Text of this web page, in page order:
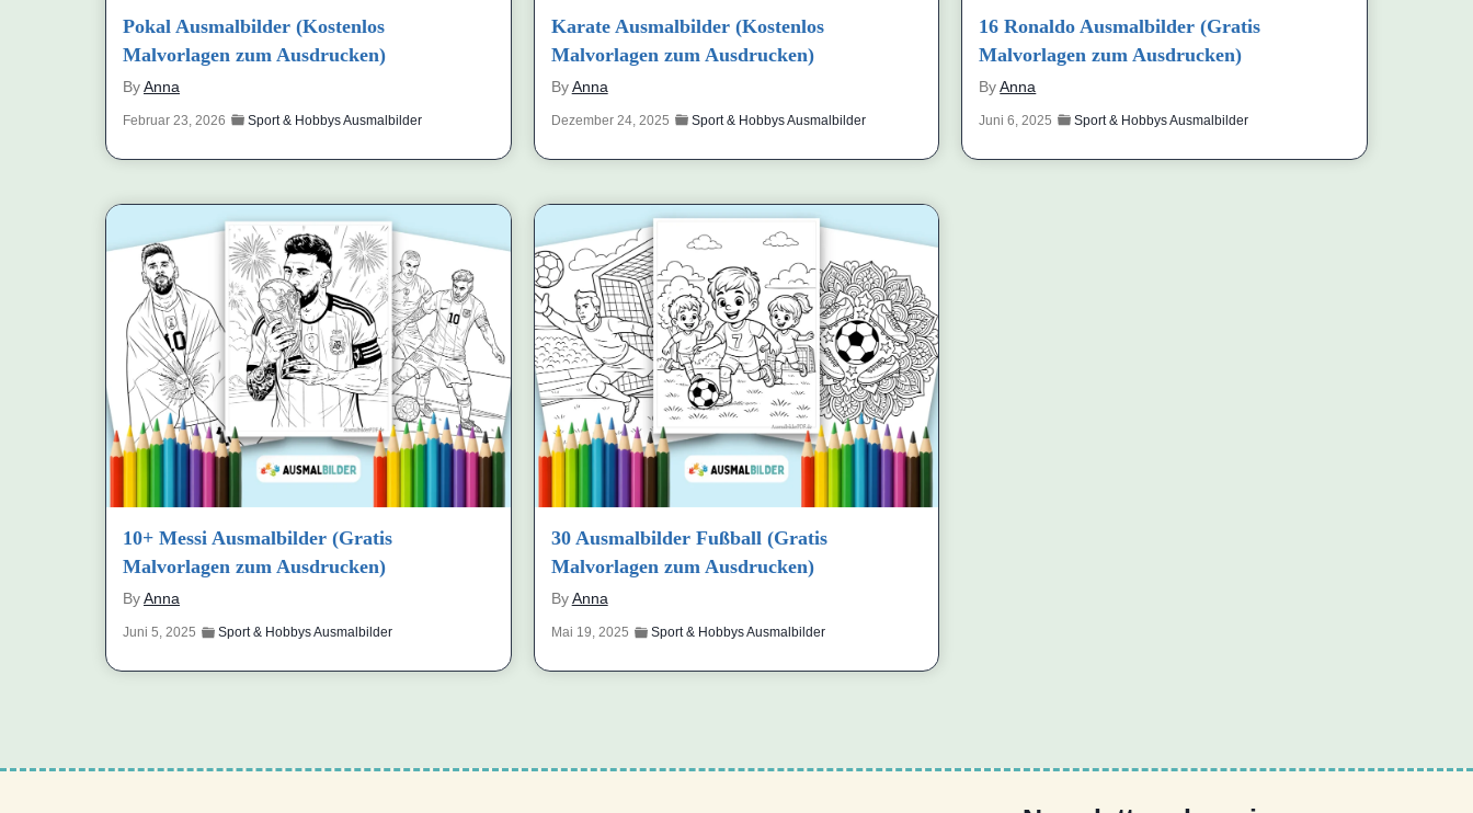
Pokal Ausmalbilder (Kostenlos
Malvorlagen zum Ausdrucken)
ByAnna
Februar 23, 2026 Sport & Hobbys Ausmalbilder
Karate Ausmalbilder (Kostenlos
Malvorlagen zum Ausdrucken)
ByAnna
Dezember 24, 2025 Sport & Hobbys Ausmalbilder
16 Ronaldo Ausmalbilder (Gratis
Malvorlagen zum Ausdrucken)
ByAnna
Juni 6, 2025 Sport & Hobbys Ausmalbilder
10+ Messi Ausmalbilder (Gratis
Malvorlagen zum Ausdrucken)
ByAnna
Juni 5, 2025 Sport & Hobbys Ausmalbilder
30 Ausmalbilder Fußball (Gratis
Malvorlagen zum Ausdrucken)
ByAnna
Mai 19, 2025 Sport & Hobbys Ausmalbilder